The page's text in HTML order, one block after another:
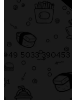
+49 5033 390453